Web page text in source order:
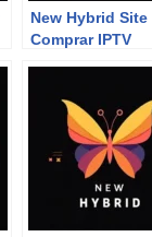
New Hybrid Site
Comprar IPTV